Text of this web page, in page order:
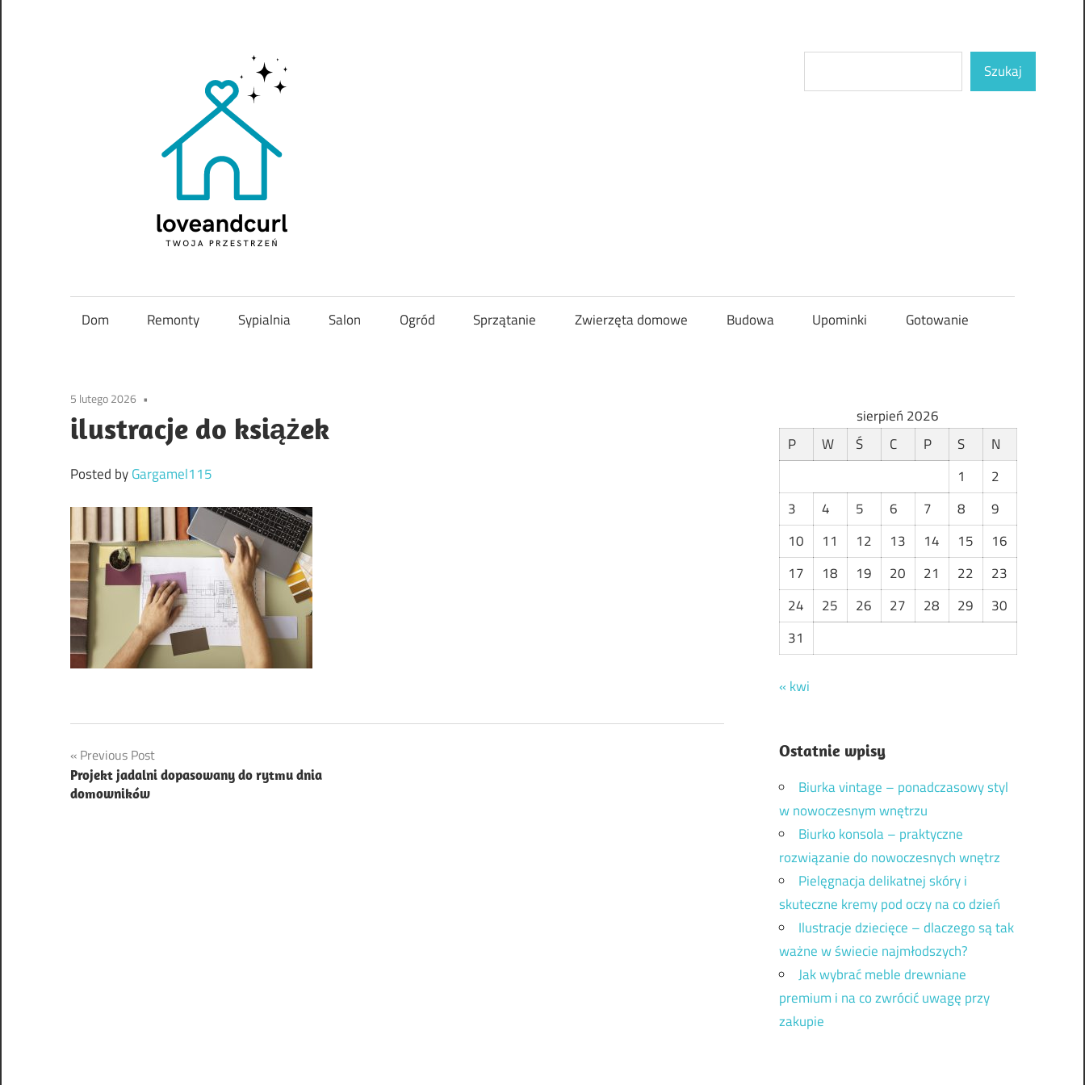
Szukaj
Dom Remonty Sypialnia Salon Ogród Sprzątanie Zwierzęta domowe Budowa Upominki Gotowanie
5 lutego 2026
ilustracje do książek
Posted byGargamel115
Nawigacja
wpisu
Previous Post
Projekt jadalni dopasowany do rytmu dnia
domowników
sierpień 2026
P
W Ś C P S
N
1
2
3
4 5 6 7 8
9
10
11 12 13 14 15
16
17
18 19 20 21 22
23
24
25 26 27 28 29
30
31
« kwi
Ostatnie wpisy
Biurka vintage – ponadczasowy styl
w nowoczesnym wnętrzu
Biurko konsola – praktyczne
rozwiązanie do nowoczesnych wnętrz
Pielęgnacja delikatnej skóry i
skuteczne kremy pod oczy na co dzień
Ilustracje dziecięce – dlaczego są tak
ważne w świecie najmłodszych?
Jak wybrać meble drewniane
premium i na co zwrócić uwagę przy
zakupie